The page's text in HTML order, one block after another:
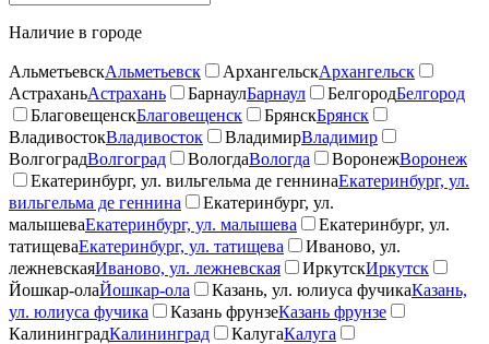
Наличие в городе
АльметьевскАльметьевск АрхангельскАрхангельск
АстраханьАстрахань БарнаулБарнаул БелгородБелгород
БлаговещенскБлаговещенск БрянскБрянск
ВладивостокВладивосток ВладимирВладимир
ВолгоградВолгоград ВологдаВологда ВоронежВоронеж
Екатеринбург, ул. вильгельма де геннинаЕкатеринбург, ул.
вильгельма де геннина
Екатеринбург, ул.
малышеваЕкатеринбург, ул. малышева
Екатеринбург, ул.
татищеваЕкатеринбург, ул. татищева
Иваново, ул.
лежневскаяИваново, ул. лежневская ИркутскИркутск
Йошкар-олаЙошкар-ола Казань, ул. юлиуса фучикаКазань,
ул. юлиуса фучика
Казань фрунзеКазань фрунзе
КалининградКалининград КалугаКалуга